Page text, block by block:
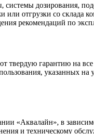
дозирования,
или отгрузки со
рекомендаций по
твердую гарантию на
указанных на
«Аквалайн», в
и техническому